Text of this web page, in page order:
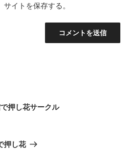
イトを保存する。
押し花サークル
押し花